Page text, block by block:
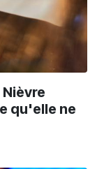
qu'elle ne